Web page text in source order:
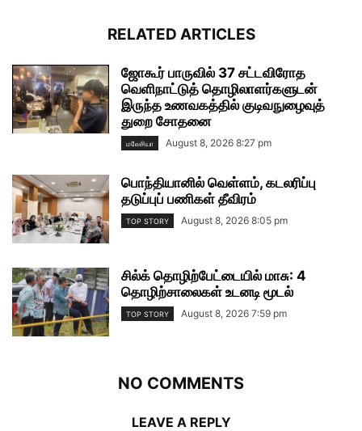
RELATED ARTICLES
ஜோகூர் பாருவில் 37 சட்டவிரோத
வெளிநாட்டுத் தொழிலாளர்களுடன்
இருந்த உணவகத்தில் குடிவநுழைவுத்
துறை சோதனை
மலேசியா August 8, 2026 8:27 pm
பொந்தியானில் வெள்ளம், கடலரிப்பு
தடுப்புப் பணிகள் தீவிரம்
TOP STORY August 8, 2026 8:05 pm
சில்க் தொழிற்பேட்டையில் மாசு: 4
தொழிற்சாலைகள் உடனடி மூடல்
TOP STORY August 8, 2026 7:59 pm
NO COMMENTS
LEAVE A REPLY